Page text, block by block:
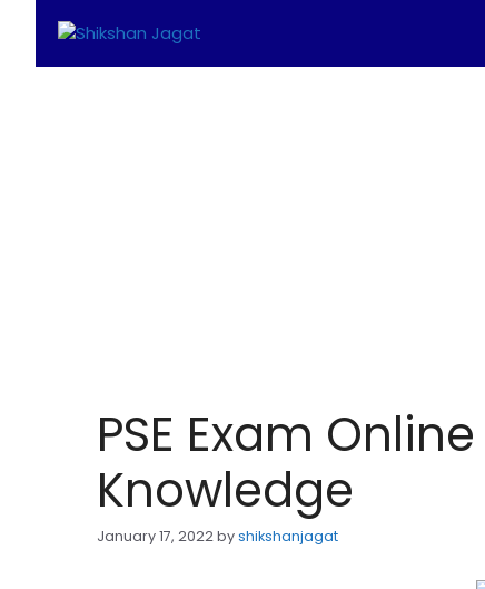
PSE Exam
Knowledge
January 17, 2022byshikshanjagat